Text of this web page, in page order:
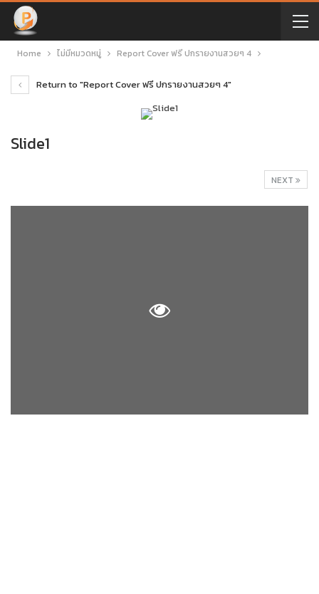
Home ไม่มีหมวดหมู่ Report Cover ฟรี ปกรายงานสวยๆ 4
Return to "Report Cover ฟรี ปกรายงานสวยๆ 4"
Slide1
NEXT